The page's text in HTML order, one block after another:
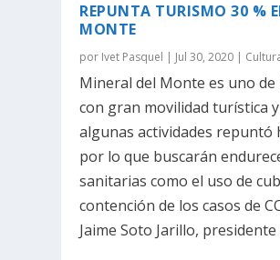
REPUNTA TURISMO 30 %
MONTE
por Ivet Pasquel | Jul 30, 2020 |
Mineral del Monte es uno
con gran movilidad turística
algunas actividades repuntó
por lo que buscarán
sanitarias como el uso de
contención de los casos de
Jaime Soto Jarillo,